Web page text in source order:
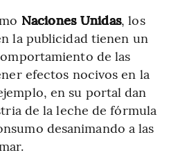
Naciones Unidas, los
la publicidad tienen un
de las
efectos nocivos en la
en su portal dan
de la leche de fórmula
desanimando a las